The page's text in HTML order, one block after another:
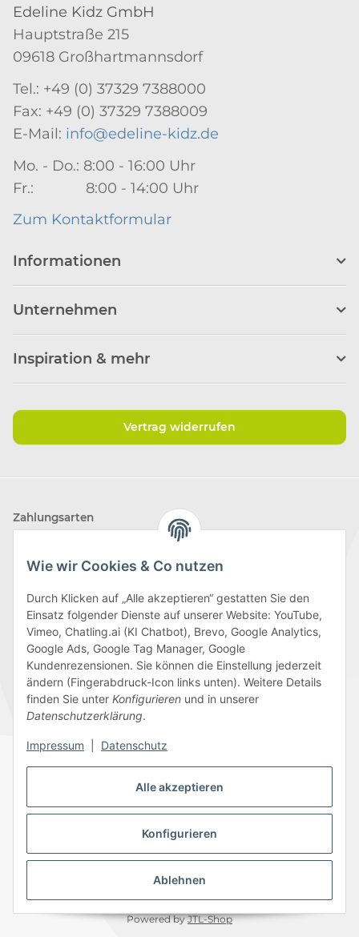
Alle akzeptieren
Konfigurieren
Ablehnen
Wie wir Cookies & Co nutzen
Durch Klicken auf „Alle akzeptieren“ gestatten Sie den
Einsatz folgender Dienste auf unserer Website: YouTube,
Vimeo, Chatling.ai (KI Chatbot), Brevo, Google Analytics,
Google Ads, Google Tag Manager, Google
Kundenrezensionen. Sie können die Einstellung jederzeit
ändern (Fingerabdruck-Icon links unten). Weitere Details
finden Sie unter Konfigurieren und in unserer
Datenschutzerklärung.
Impressum Datenschutz
Edeline Kidz GmbH
Hauptstraße 215
09618 Großhartmannsdorf
Tel.: +49 (0) 37329 7388000
Fax: +49 (0) 37329 7388009
E-Mail: info@edeline-kidz.de
Mo. - Do.: 8:00 - 16:00 Uhr
Fr.: 8:00 - 14:00 Uhr
Zum Kontaktformular
Informationen
Unternehmen
Inspiration & mehr
Vertrag widerrufen
Zahlungsarten
Wir versenden mit
Folge uns
DatenschutzAGBSitemapImpressum
BatteriegesetzhinweiseWiderrufsrecht
Powered byJTL-Shop